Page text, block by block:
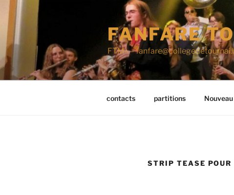
Aller
contenu
principal
FANFARE
FTM^ –
contacts partitions
STRIP TEASE